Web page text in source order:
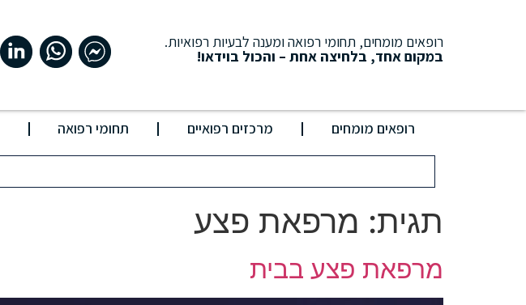
רופאים מומחים, תחומי רפואה ומענה לבעיות רפואיות.
במקום אחד, בלחיצה אחת – והכול בוידאו!
רופאים מומחים מרכזים רפואיים תחומי רפואה
תגית: מרפאת פצע
מרפאת פצע בבית